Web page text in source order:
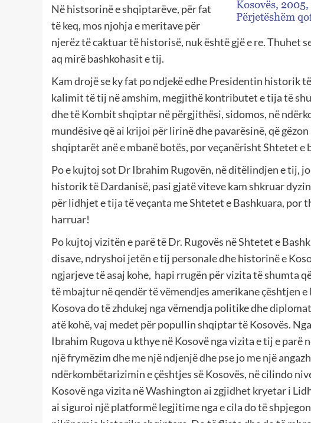
Në histsorinë e shqiptarëve, për fat
të keq, mos njohja e meritave për
njerëz të caktuar të historisë, nuk është gjë e re. Thuhet
aq mirë bashkohasit e tij.
Kam drojë se ky fat po ndjekë edhe Presidentin historik
kalimit të tij në amshim, megjithë kontributet e tija të
dhe të Kombit shqiptar në përgjithësi, sidomos, në
mundësive që ai krijoi për lirinë dhe pavarësinë, që
shqiptarët anë e mbanë botës, por veçanërisht Shtetet
Po e kujtoj sot Dr Ibrahim Rugovën, në ditëlindjen e tij,
historik të Dardanisë, pasi gjatë viteve kam shkruar
për lidhjet e tija të veçanta me Shtetet e Bashkuara, por
harruar!
Po kujtoj vizitën e parë të Dr. Rugovës në Shtetet e
disave, ndryshoi jetën e tij personale dhe historinë e
ngjarjeve të asaj kohe, hapi rrugën për vizita të shumta
të mbajtur në qendër të vëmendjes amerikane çështjen
Kosova do të zhdukej nga vëmendja politike dhe
atë kohë, vaj medet për popullin shqiptar të Kosovës.
Ibrahim Rugova u kthye në Kosovë nga vizita e tij e
një frymëzim dhe me një ndjenjë dhe pse jo me një
ndërkombëtarizimin e çështjes së Kosovës, në cilindo
Kosovë nga vizita në Washington ai zgjidhet kryetar i
ai siguroi një platformë legjitime nga e cila do të